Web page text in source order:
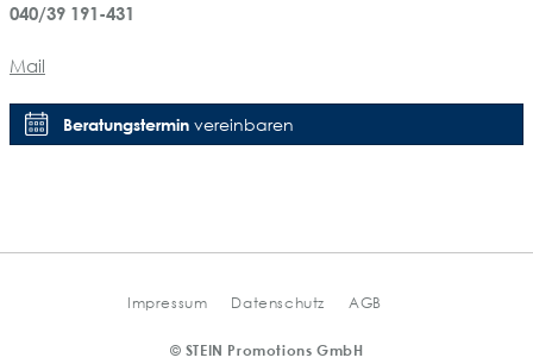
040/39 191-431
Mail
Beratungsterminvereinbaren
Impressum Datenschutz AGB
© STEIN Promotions GmbH